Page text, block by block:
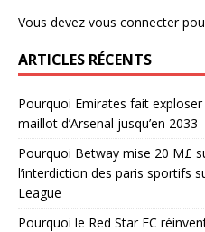
Vous devez vous connecter
ARTICLES RÉCENTS
Pourquoi Emirates fait
maillot d’Arsenal jusqu’en 2033
Pourquoi Betway mise 20 M£
l’interdiction des paris sportifs
League
Pourquoi le Red Star FC